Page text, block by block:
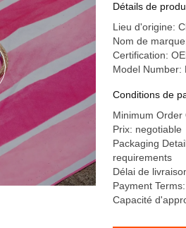
Détails de
Lieu d'origine:
Nom de
Certification:
Model Number:
Conditions de
Minimum Order
Prix: negotiable
Packaging
requirements
Délai de
Payment Terms:
Capacité